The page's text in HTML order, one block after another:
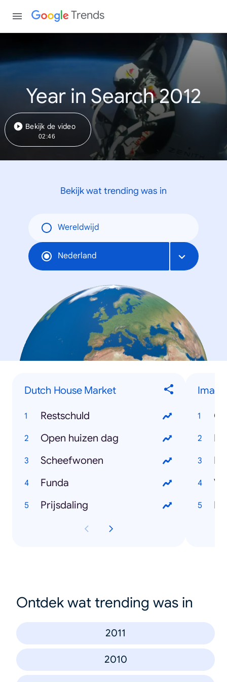
Trends
Year in Search 2012
Bekijk de video
02:46
Bekijk wat trending was in
Wereldwijd
Nederland
Dutch House Market
Restschuld
Open huizen dag
Scheefwonen
Funda
Prijsdaling
Ontdek wat trending was in
2011
2010